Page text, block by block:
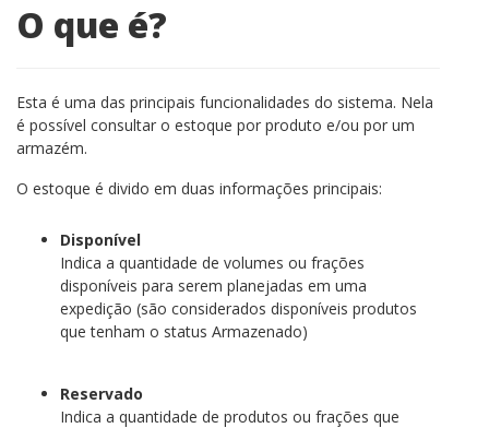
O que é?
Esta é uma das principais funcionalidades do sistema. Nela
é possível consultar o estoque por produto e/ou por um
armazém.
O estoque é divido em duas informações principais:
Disponível
Indica a quantidade de volumes ou frações
disponíveis para serem planejadas em uma
expedição (são considerados disponíveis produtos
que tenham o status Armazenado)
Reservado
Indica a quantidade de produtos ou frações que